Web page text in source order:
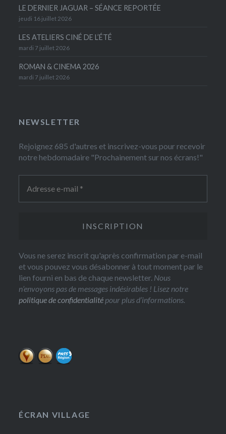
LE DERNIER JAGUAR – SÉANCE REPORTÉE
jeudi 16 juillet 2026
LES ATELIERS CINÉ DE L’ÉTÉ
mardi 7 juillet 2026
ROMAN & CINEMA 2026
mardi 7 juillet 2026
NEWSLETTER
Rejoignez 685 d'autres et inscrivez-vous pour recevoir
notre hebdomadaire "Prochainement sur nos écrans!"
Vous ne serez inscrit qu'après confirmation par e-mail
et vous pouvez vous désabonner à tout moment par le
lien fourni en bas de chaque newsletter. Nous
n’envoyons pas de messages indésirables ! Lisez notre
politique de confidentialité pour plus d’informations.
ÉCRAN VILLAGE